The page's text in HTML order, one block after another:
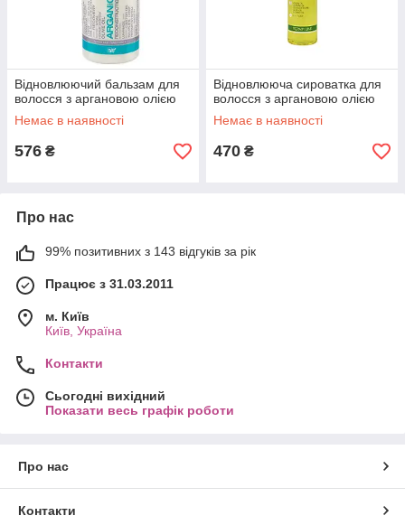
Відновлюючий бальзам для
волосся з аргановою олією
Немає в наявності
576 ₴
Відновлююча сироватка для
волосся з аргановою олією
Немає в наявності
470 ₴
Про нас
99% позитивних з 143 відгуків за рік
Працює з 31.03.2011
м. Київ
Київ, Україна
Контакти
Сьогодні вихідний
Показати весь графік роботи
Про нас
Контакти